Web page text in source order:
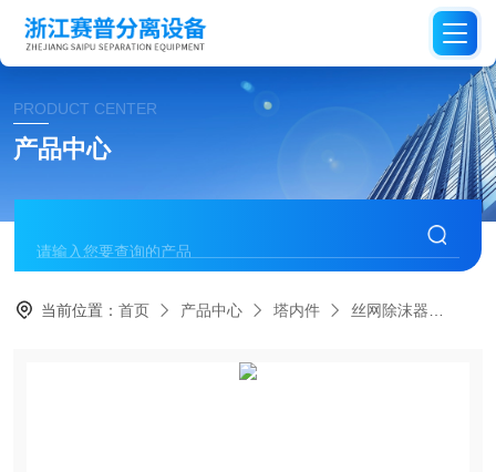
PRODUCT CENTER
产品中心
当前位置：首页 产品中心 塔内件 丝网除沫器